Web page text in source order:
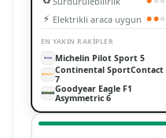
⚡ Elektrikli araca uygun ●●●
EN YAKIN RAKIPLER
Michelin Pilot Sport 5
Continental SportContact
7
Goodyear Eagle F1
Asymmetric 6